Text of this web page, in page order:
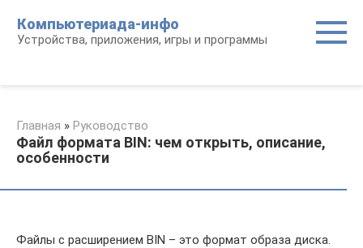
контенту
Компьютериада-инфо
Устройства, приложения, игры и программы
Главная » Руководство
Файл формата BIN: чем открыть, описание,
особенности
Файлы с расширением BIN – это формат образа диска.